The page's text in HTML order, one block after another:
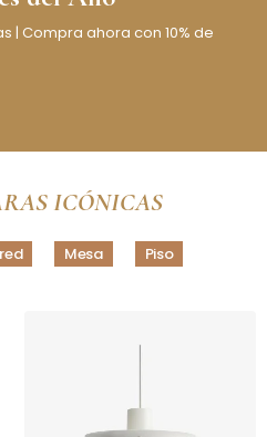
| Compra ahora con 10% de
ICÓNICAS
Mesa Piso